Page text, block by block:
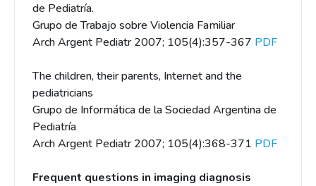
de Pediatría.
Grupo de Trabajo sobre Violencia Familiar
Arch Argent Pediatr 2007; 105(4):357-367 PDF
The children, their parents, Internet and the
pediatricians
Grupo de Informática de la Sociedad Argentina de
Pediatría
Arch Argent Pediatr 2007; 105(4):368-371 PDF
Frequent questions in imaging diagnosis